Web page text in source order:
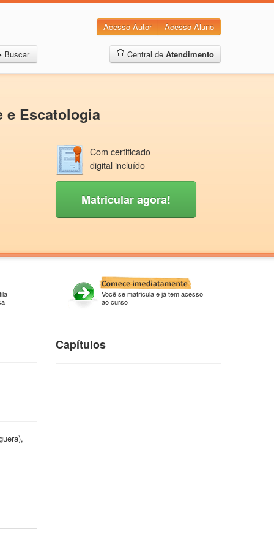
Acesso Autor Acesso Aluno
Buscar Central de Atendimento
e Escatologia
Com certificado
digital incluído
Matricular agora!
Você se matricula e já tem acesso
ao curso
Capítulos